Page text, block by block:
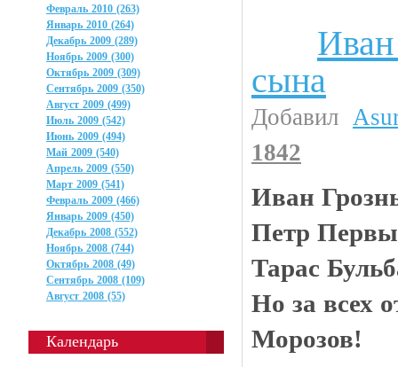
Февраль 2010 (263)
Январь 2010 (264)
Декабрь 2009 (289)
Ноябрь 2009 (300)
Октябрь 2009 (309)
Сентябрь 2009 (350)
Август 2009 (499)
Июль 2009 (542)
Июнь 2009 (494)
Май 2009 (540)
Апрель 2009 (550)
Март 2009 (541)
Февраль 2009 (466)
Январь 2009 (450)
Декабрь 2008 (552)
Ноябрь 2008 (744)
Октябрь 2008 (49)
Сентябрь 2008 (109)
Август 2008 (55)
Календарь
сына
Добавил
1842
Иван
Петр
Тарас
Но за всех
Морозов!